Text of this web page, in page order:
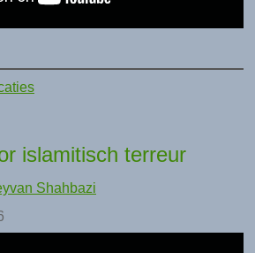
islamitisch terreur
Shahbazi